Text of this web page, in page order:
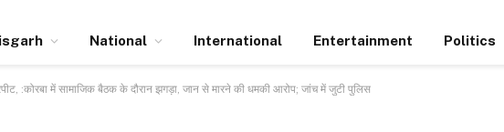
National International Entertainment Politics
:कोरबा में सामाजिक बैठक के दौरान झगड़ा, जान से मारने की धमकी आरोप; जांच में जुटी पुलिस